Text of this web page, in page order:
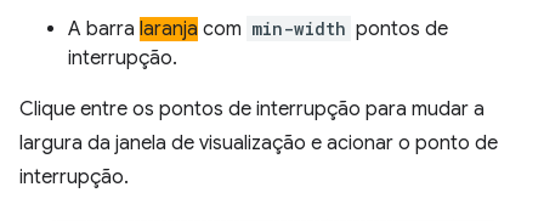
A barra laranja com min-width pontos de
interrupção.
Clique entre os pontos de interrupção para mudar a
largura da janela de visualização e acionar o ponto de
interrupção.